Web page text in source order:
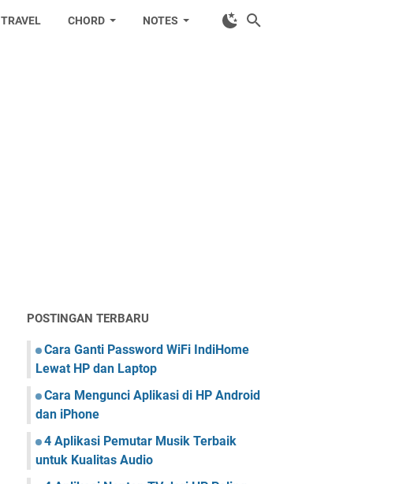
TRAVEL CHORD NOTES
POSTINGAN TERBARU
Cara Ganti Password WiFi IndiHome
Lewat HP dan Laptop
Cara Mengunci Aplikasi di HP Android
dan iPhone
4 Aplikasi Pemutar Musik Terbaik
untuk Kualitas Audio